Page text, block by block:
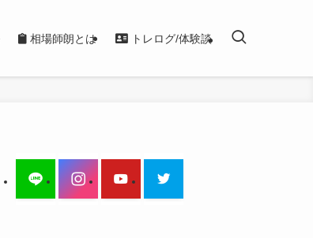
相場師朗とは トレログ/体験談